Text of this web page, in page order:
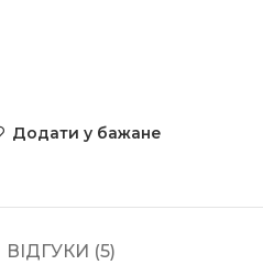
Додати у бажане
ВІДГУКИ (5)